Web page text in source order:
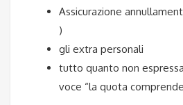
Assicurazione
)
gli extra personali
tutto quanto non
voce “la quota